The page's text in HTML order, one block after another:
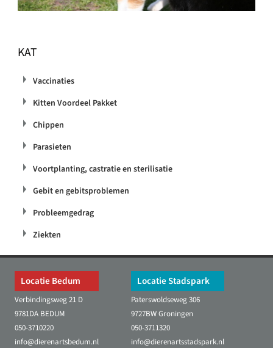
KAT
Vaccinaties
Kitten Voordeel Pakket
Chippen
Parasieten
Voortplanting, castratie en sterilisatie
Gebit en gebitsproblemen
Probleemgedrag
Ziekten
Locatie Bedum
Verbindingsweg 21 D
9781DA BEDUM
050-3710220
info@dierenartsbedum.nl
Locatie Stadspark
Paterswoldseweg 306
9727BW Groningen
050-3711320
info@dierenartsstadspark.nl